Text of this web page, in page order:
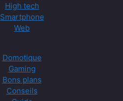
High tech
Smartphone
Web
Domotique
Gaming
Bons plans
Conseils